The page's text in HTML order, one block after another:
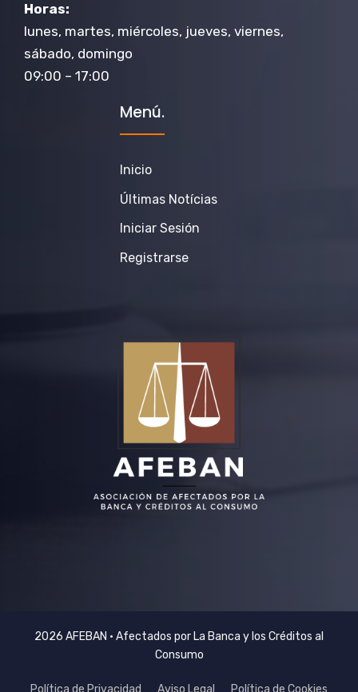
Horas:
lunes, martes, miércoles, jueves, viernes,
sábado, domingo
09:00 – 17:00
Menú.
Inicio
Últimas Notícias
Iniciar Sesión
Registrarse
2026 AFEBAN • Afectados por La Banca y los Créditos al
Consumo